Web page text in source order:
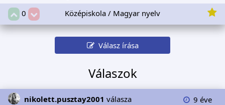
0
Középiskola / Magyar nyelv
Válasz írása
Válaszok
nikolett.pusztay2001 válasza 9 éve